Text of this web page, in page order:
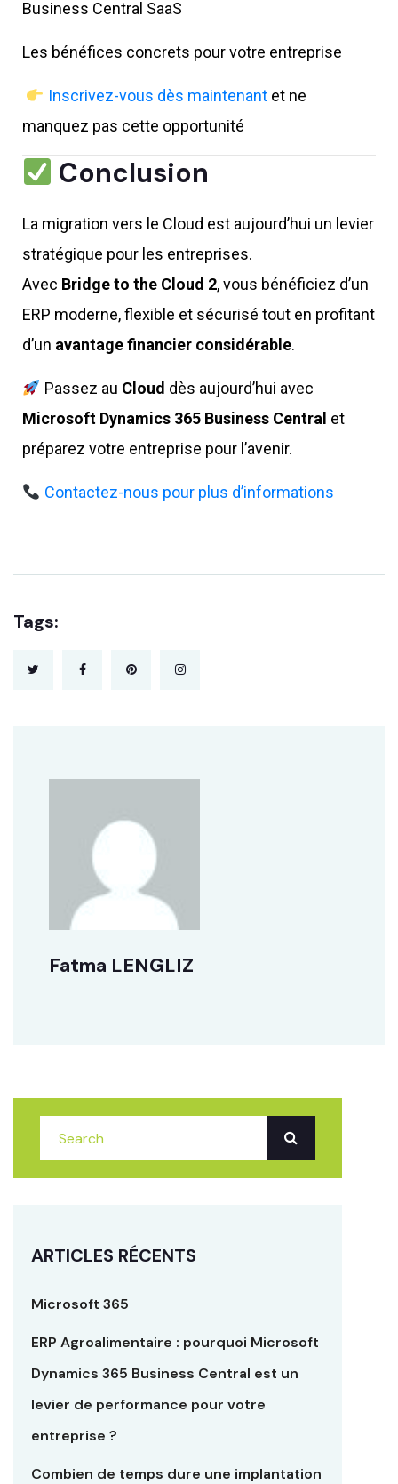
Business Central SaaS
Les bénéfices concrets pour votre entreprise
Inscrivez-vous dès maintenantet ne
manquez pas cette opportunité
Conclusion
La migration vers le Cloud est aujourd’hui un levier
stratégique pour les entreprises.
Avec Bridge to the Cloud 2, vous bénéficiez d’un
ERP moderne, flexible et sécurisé tout en profitant
d’un avantage financier considérable.
Passez au Cloud dès aujourd’hui avec
Microsoft Dynamics 365 Business Central et
préparez votre entreprise pour l’avenir.
Contactez-nous pour plus d’informations
Tags:
Fatma LENGLIZ
ARTICLES RÉCENTS
Microsoft 365
ERP Agroalimentaire : pourquoi Microsoft
Dynamics 365 Business Central est un
levier de performance pour votre
entreprise ?
Combien de temps dure une implantation